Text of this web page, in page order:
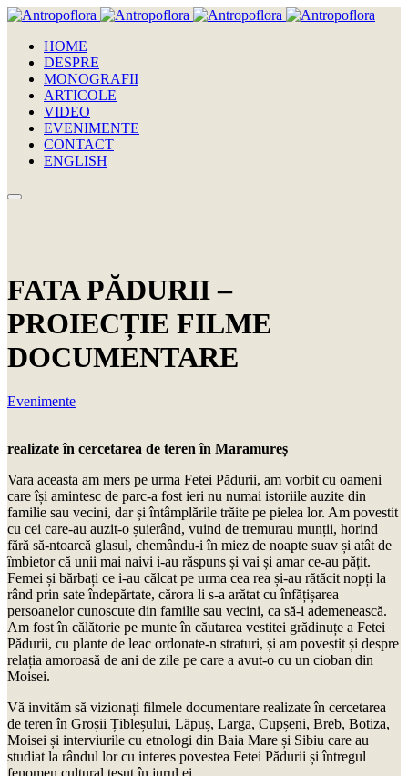
HOME
DESPRE
MONOGRAFII
ARTICOLE
VIDEO
EVENIMENTE
CONTACT
ENGLISH
FATA PĂDURII –
PROIECȚIE FILME
DOCUMENTARE
Evenimente
realizate în cercetarea de teren în Maramureș
Vara aceasta am mers pe urma Fetei Pădurii, am vorbit cu oameni
care își amintesc de parc-a fost ieri nu numai istoriile auzite din
familie sau vecini, dar și întâmplările trăite pe pielea lor. Am povestit
cu cei care-au auzit-o șuierând, vuind de tremurau munții, horind
fără să-ntoarcă glasul, chemându-i în miez de noapte suav și atât de
îmbietor că unii mai naivi i-au răspuns și vai și amar ce-au pățit.
Femei și bărbați ce i-au călcat pe urma cea rea și-au rătăcit nopți la
rând prin sate îndepărtate, cărora li s-a arătat cu înfățișarea
persoanelor cunoscute din familie sau vecini, ca să-i ademenească.
Am fost în călătorie pe munte în căutarea vestitei grădinuțe a Fetei
Pădurii, cu plante de leac ordonate-n straturi, și am povestit și despre
relația amoroasă de ani de zile pe care a avut-o cu un cioban din
Moisei.
Vă invităm să vizionați filmele documentare realizate în cercetarea
de teren în Groșii Țibleșului, Lăpuș, Larga, Cupșeni, Breb, Botiza,
Moisei și interviurile cu etnologi din Baia Mare și Sibiu care au
studiat la rândul lor cu interes povestea Fetei Pădurii și întregul